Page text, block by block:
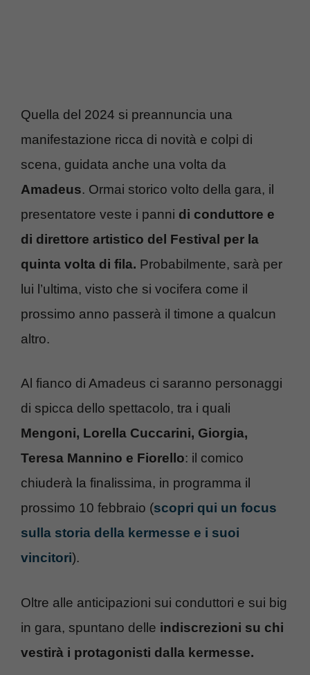
Quella del 2024 si preannuncia una
manifestazione ricca di novità e colpi di
scena, guidata anche una volta da
Amadeus. Ormai storico volto della gara, il
presentatore veste i panni di conduttore e
di direttore artistico del Festival per la
quinta volta di fila. Probabilmente, sarà per
lui l’ultima, visto che si vocifera come il
prossimo anno passerà il timone a qualcun
altro.
Al fianco di Amadeus ci saranno personaggi
di spicca dello spettacolo, tra i quali
Mengoni, Lorella Cuccarini, Giorgia,
Teresa Mannino e Fiorello: il comico
chiuderà la finalissima, in programma il
prossimo 10 febbraio (scopri qui un focus
sulla storia della kermesse e i suoi
vincitori).
Oltre alle anticipazioni sui conduttori e sui big
in gara, spuntano delle indiscrezioni su chi
vestirà i protagonisti dalla kermesse.